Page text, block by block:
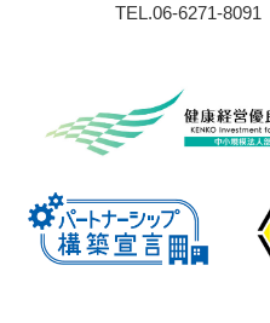
TEL.06-6271-8091